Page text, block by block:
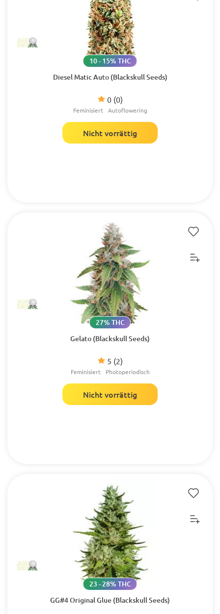
Diesel Matic Auto (Blackskull Seeds)
0 (0)
10 - 15% THC
Feminisiert Autoflowering
Nicht vorrättig
Gelato (Blackskull Seeds)
5 (2)
27% THC
Feminisiert Photoperiodisch
Nicht vorrättig
GG#4 Original Glue (Blackskull Seeds)
23 - 28% THC